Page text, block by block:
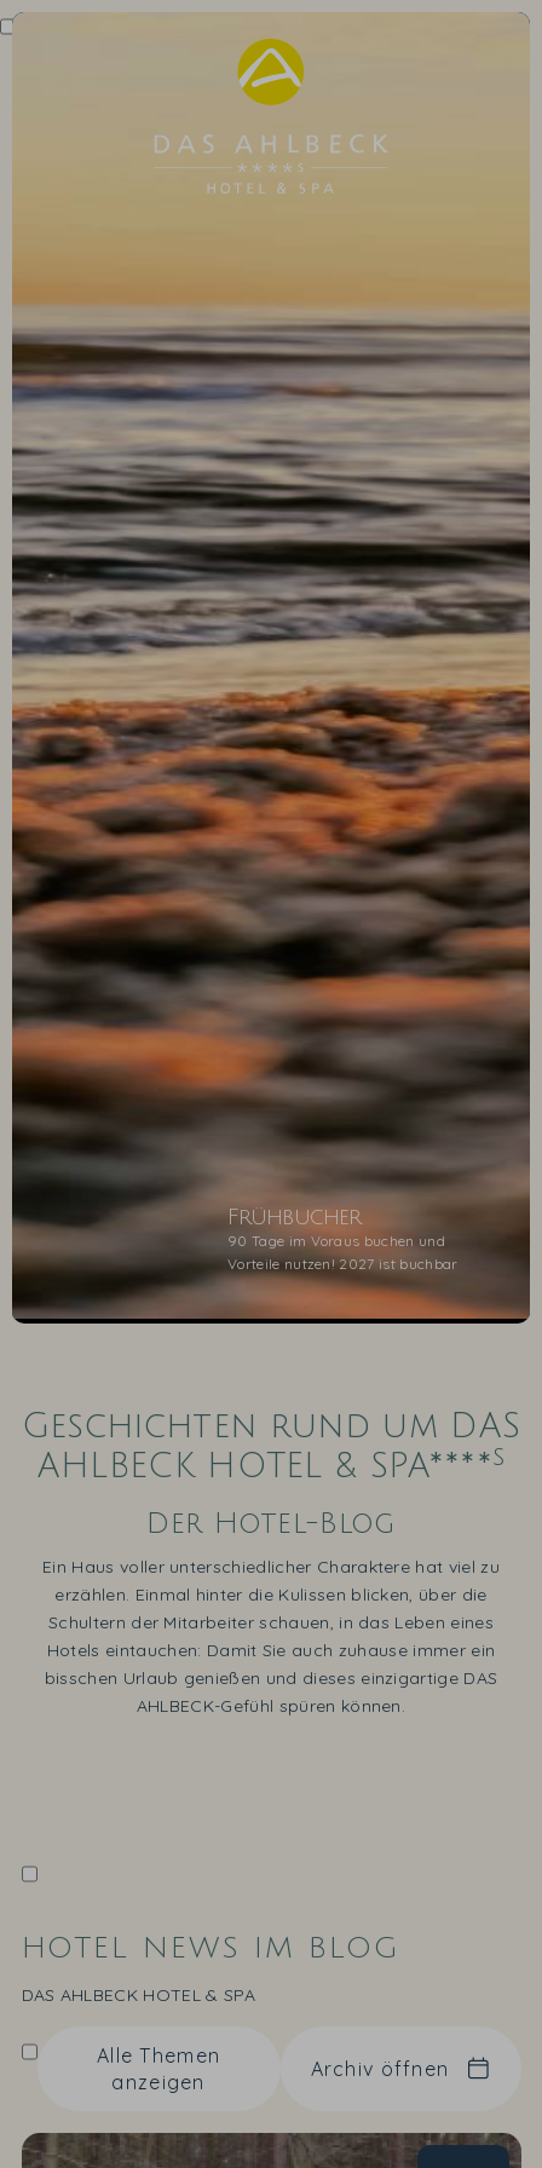
Frühbucher
90 Tage im Voraus buchen und
Vorteile nutzen! 2027 ist buchbar
Geschichten rund um DAS
AHLBECK HOTEL & SPA****s
Der Hotel-Blog
Ein Haus voller unterschiedlicher Charaktere hat viel zu
erzählen. Einmal hinter die Kulissen blicken, über die
Schultern der Mitarbeiter schauen, in das Leben eines
Hotels eintauchen: Damit Sie auch zuhause immer ein
bisschen Urlaub genießen und dieses einzigartige DAS
AHLBECK-Gefühl spüren können.
HOTEL NEWS IM BLOG
DAS AHLBECK HOTEL & SPA
Alle Themen
anzeigen
Archiv öffnen